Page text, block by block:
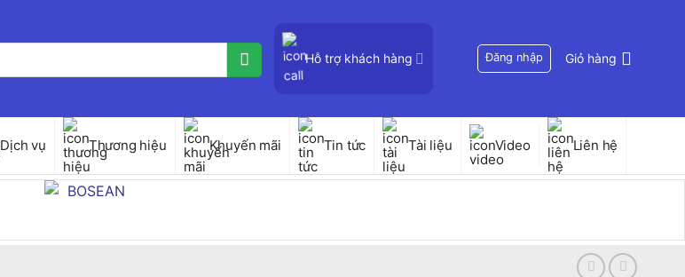
Hỗ trợ khách hàng Đăng nhập Giỏ hàng
Dịch vụ Thương hiệu Khuyến mãi Tin tức Tài liệu Video Liên hệ